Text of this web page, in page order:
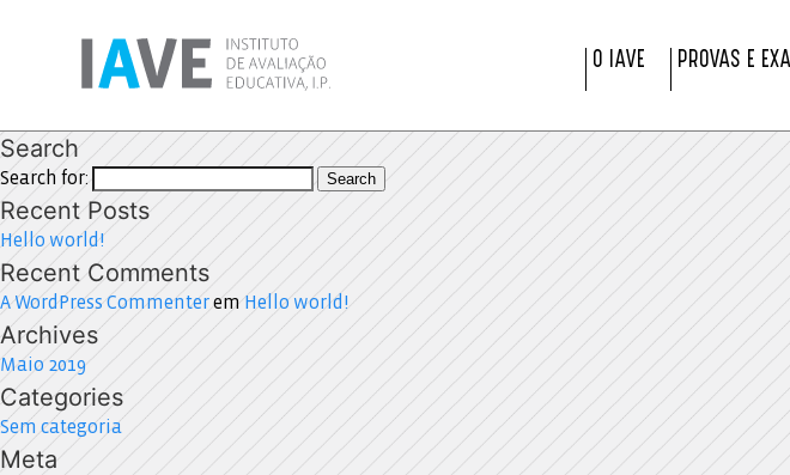
O IAVE PROVAS E
Search
Search for: Search
Recent Posts
Hello world!
Recent Comments
A WordPress Commenterem Hello world!
Archives
Maio 2019
Categories
Sem categoria
Meta